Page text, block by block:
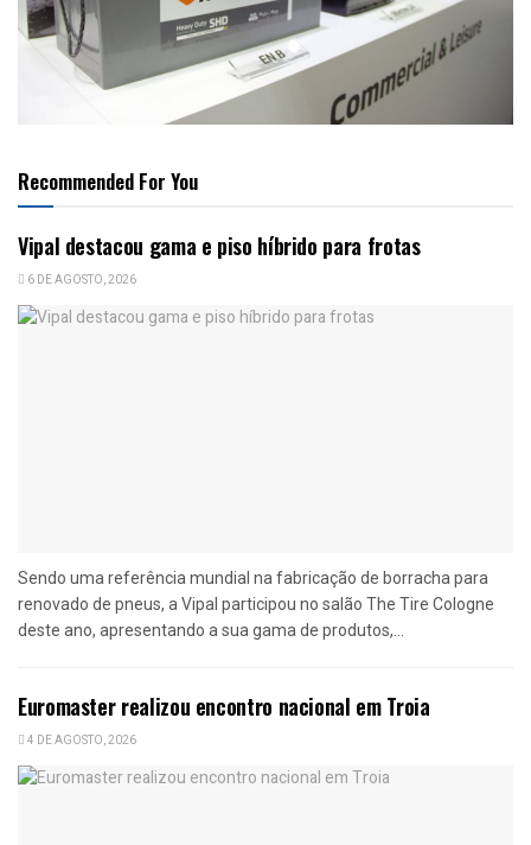
Recommended For You
Vipal destacou gama e piso híbrido para frotas
6 DE AGOSTO, 2026
Sendo uma referência mundial na fabricação de borracha para
renovado de pneus, a Vipal participou no salão The Tire Cologne
deste ano, apresentando a sua gama de produtos,...
Euromaster realizou encontro nacional em Troia
4 DE AGOSTO, 2026